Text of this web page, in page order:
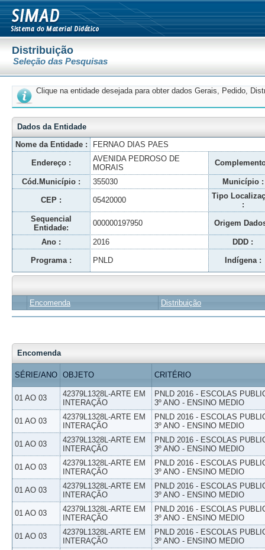
Distribuição
Seleção das Pesquisas
Clique na entidade desejada para obter dados Gerais, Pedido,
Dados da Entidade
Nome da Entidade :
FERNAO DIAS PAES
Endereço :
AVENIDA PEDROSO DE
MORAIS
Cód.Município : 355030 Município :
CEP : 05420000
Tipo
:
Sequencial
Entidade:
000000197950 Origem
Ano : 2016 DDD :
Programa : PNLD Indígena :
Encomenda Distribuição
Encomenda
SÉRIE/ANO OBJETO CRITÉRIO
01 AO 03
42379L1328L-ARTE EM
INTERAÇÃO
PNLD 2016 - ESCOLAS
3º ANO - ENSINO MEDIO
01 AO 03
42379L1328L-ARTE EM
INTERAÇÃO
PNLD 2016 - ESCOLAS
3º ANO - ENSINO MEDIO
01 AO 03
42379L1328L-ARTE EM
INTERAÇÃO
PNLD 2016 - ESCOLAS
3º ANO - ENSINO MEDIO
01 AO 03
42379L1328L-ARTE EM
INTERAÇÃO
PNLD 2016 - ESCOLAS
3º ANO - ENSINO MEDIO
01 AO 03
42379L1328L-ARTE EM
INTERAÇÃO
PNLD 2016 - ESCOLAS
3º ANO - ENSINO MEDIO
01 AO 03
42379L1328L-ARTE EM
INTERAÇÃO
PNLD 2016 - ESCOLAS
3º ANO - ENSINO MEDIO
01 AO 03
42379L1328L-ARTE EM
INTERAÇÃO
PNLD 2016 - ESCOLAS
3º ANO - ENSINO MEDIO